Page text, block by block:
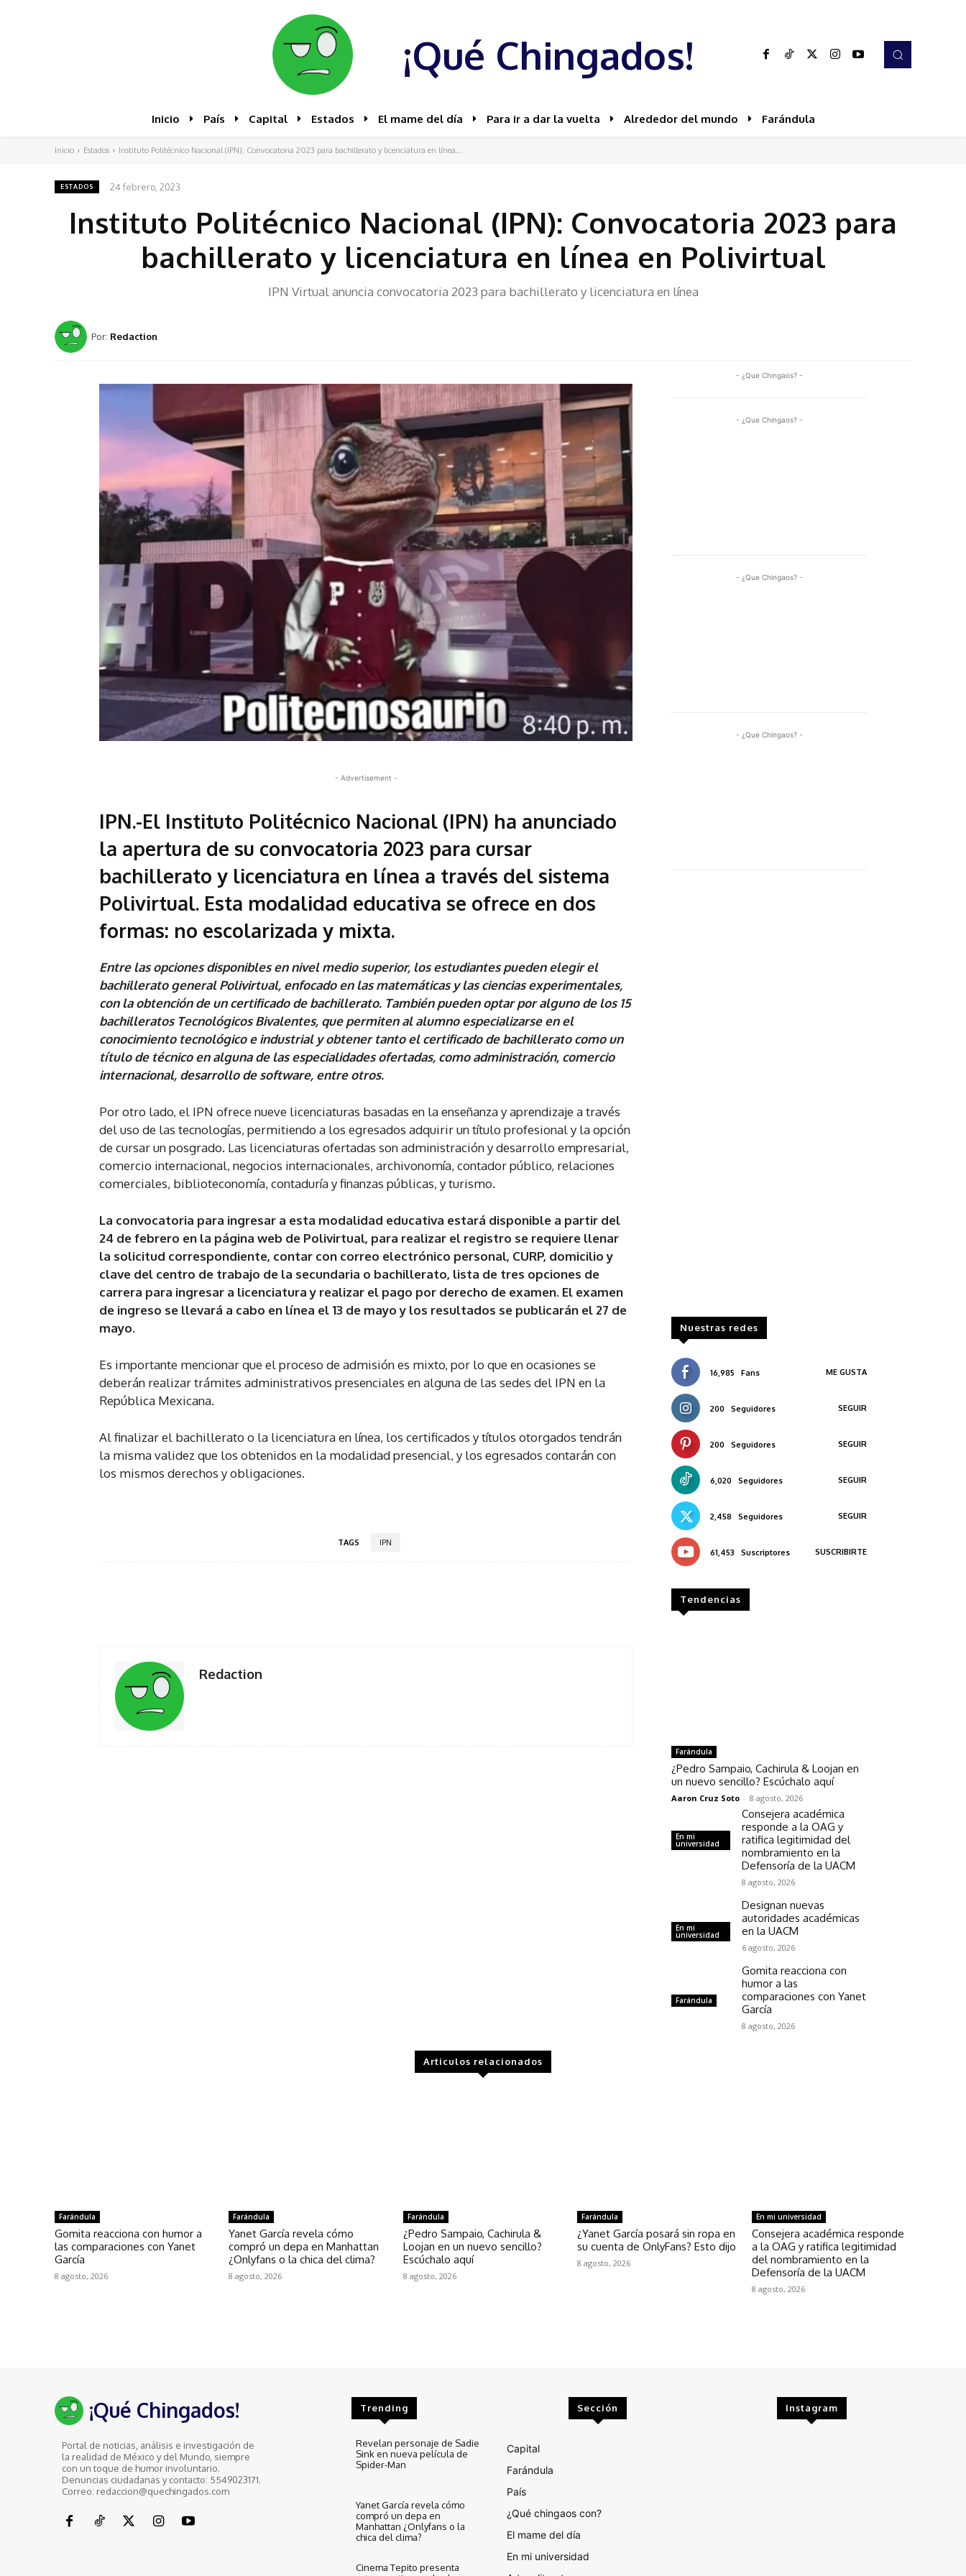
¡Qué Chingados!
Inicio País Capital Estados El mame del día Para ir a dar la vuelta Alrededor del mundo Farándula
Inicio Estados Instituto Politécnico Nacional (IPN): Convocatoria 2023 para bachillerato y licenciatura en línea...
ESTADOS 24 febrero, 2023
Instituto Politécnico Nacional (IPN): Convocatoria 2023 para
bachillerato y licenciatura en línea en Polivirtual
IPN Virtual anuncia convocatoria 2023 para bachillerato y licenciatura en línea
Por: Redaction
- Advertisement -
IPN.-El Instituto Politécnico Nacional (IPN) ha anunciado
la apertura de su convocatoria 2023 para cursar
bachillerato y licenciatura en línea a través del sistema
Polivirtual. Esta modalidad educativa se ofrece en dos
formas: no escolarizada y mixta.
Entre las opciones disponibles en nivel medio superior, los estudiantes pueden elegir el
bachillerato general Polivirtual, enfocado en las matemáticas y las ciencias experimentales,
con la obtención de un certificado de bachillerato. También pueden optar por alguno de los 15
bachilleratos Tecnológicos Bivalentes, que permiten al alumno especializarse en el
conocimiento tecnológico e industrial y obtener tanto el certificado de bachillerato como un
título de técnico en alguna de las especialidades ofertadas, como administración, comercio
internacional, desarrollo de software, entre otros.
Por otro lado, el IPN ofrece nueve licenciaturas basadas en la enseñanza y aprendizaje a través
del uso de las tecnologías, permitiendo a los egresados adquirir un título profesional y la opción
de cursar un posgrado. Las licenciaturas ofertadas son administración y desarrollo empresarial,
comercio internacional, negocios internacionales, archivonomía, contador público, relaciones
comerciales, biblioteconomía, contaduría y finanzas públicas, y turismo.
La convocatoria para ingresar a esta modalidad educativa estará disponible a partir del
24 de febrero en la página web de Polivirtual, para realizar el registro se requiere llenar
la solicitud correspondiente, contar con correo electrónico personal, CURP, domicilio y
clave del centro de trabajo de la secundaria o bachillerato, lista de tres opciones de
carrera para ingresar a licenciatura y realizar el pago por derecho de examen. El examen
de ingreso se llevará a cabo en línea el 13 de mayo y los resultados se publicarán el 27 de
mayo.
Es importante mencionar que el proceso de admisión es mixto, por lo que en ocasiones se
deberán realizar trámites administrativos presenciales en alguna de las sedes del IPN en la
República Mexicana.
Al finalizar el bachillerato o la licenciatura en línea, los certificados y títulos otorgados tendrán
la misma validez que los obtenidos en la modalidad presencial, y los egresados contarán con
los mismos derechos y obligaciones.
TAGS IPN
Redaction
- ¿Que Chingaos? -
- ¿Que Chingaos? -
- ¿Que Chingaos? -
- ¿Que Chingaos? -
Nuestras redes
16,985 Fans ME GUSTA
200 Seguidores SEGUIR
200 Seguidores SEGUIR
6,020 Seguidores SEGUIR
2,458 Seguidores SEGUIR
61,453 Suscriptores SUSCRIBIRTE
Tendencias
Farándula
¿Pedro Sampaio, Cachirula & Loojan en
un nuevo sencillo? Escúchalo aquí
Aaron Cruz Soto - 8 agosto, 2026
En mi
universidad
Consejera académica
responde a la OAG y
ratifica legitimidad del
nombramiento en la
Defensoría de la UACM
8 agosto, 2026
En mi
universidad
Designan nuevas
autoridades académicas
en la UACM
6 agosto, 2026
Farándula
Gomita reacciona con
humor a las
comparaciones con Yanet
García
8 agosto, 2026
Articulos relacionados
Farándula
Gomita reacciona con humor a
las comparaciones con Yanet
García
8 agosto, 2026
Farándula
Yanet García revela cómo
compró un depa en Manhattan
¿Onlyfans o la chica del clima?
8 agosto, 2026
Farándula
¿Pedro Sampaio, Cachirula &
Loojan en un nuevo sencillo?
Escúchalo aquí
8 agosto, 2026
Farándula
¿Yanet García posará sin ropa en
su cuenta de OnlyFans? Esto dijo
8 agosto, 2026
En mi universidad
Consejera académica responde
a la OAG y ratifica legitimidad
del nombramiento en la
Defensoría de la UACM
8 agosto, 2026
¡Qué Chingados!
Portal de noticias, análisis e investigación de
la realidad de México y del Mundo, siempre
con un toque de humor involuntario.
Denuncias ciudadanas y contacto: 5549023171.
Correo: redaccion@quechingados.com
Trending
Revelan personaje de Sadie
Sink en nueva película de
Spider-Man
Yanet García revela cómo
compró un depa en
Manhattan ¿Onlyfans o la
chica del clima?
Cinema Tepito presenta
Sección
Capital
Farándula
País
¿Qué chingaos con?
El mame del día
En mi universidad
Instagram